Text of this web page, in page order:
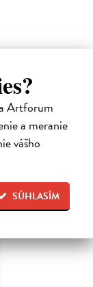
Artforum
a meranie
vášho
SÚHLASÍM